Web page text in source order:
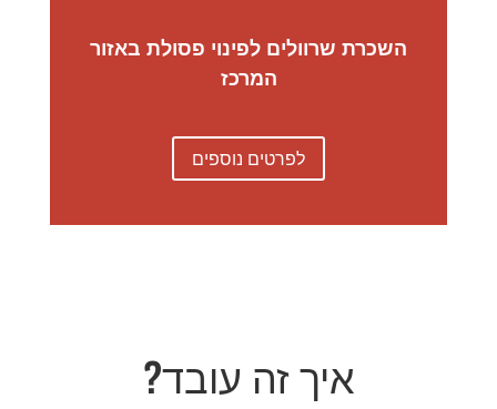
השכרת שרוולים לפינוי פסולת באזור
המרכז
לפרטים נוספים
איך זה עובד?